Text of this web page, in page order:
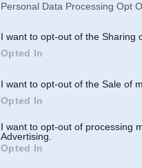
Personal Data Processing Opt
I want to opt-out of the Sharing
Opted In
I want to opt-out of the Sale of
Opted In
I want to opt-out of processing
Advertising.
Opted In